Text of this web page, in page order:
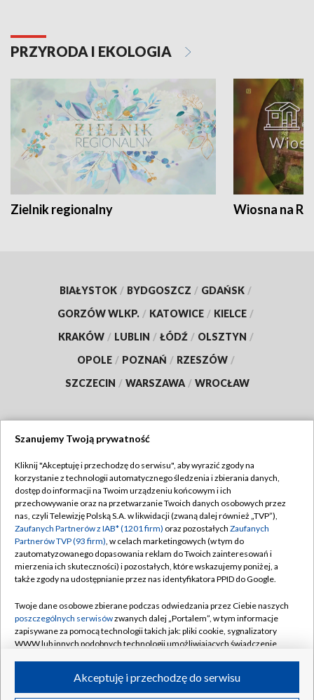
PRZYRODA I EKOLOGIA
Zielnik regionalny Wiosna na
BIAŁYSTOK / BYDGOSZCZ / GDAŃSK /
GORZÓW WLKP. / KATOWICE / KIELCE /
KRAKÓW / LUBLIN / ŁÓDŹ / OLSZTYN /
OPOLE / POZNAŃ / RZESZÓW /
SZCZECIN / WARSZAWA / WROCŁAW
TVP
Abonament TVP
Emisja w TVP
Centrum informacji TVP
Naziemna Telewizja Cyfrowa
Rada Programowa
System NOS
Informacje o nadawcy
Program dla prasy
Regulamin TVP
Polityka prywatności
Moje zgody
Pomoc
Kontakt
Kanały
Szanujemy Twoją prywatność
Kliknij "Akceptuję i przechodzę do serwisu", aby wyrazić zgody na
korzystanie z technologii automatycznego śledzenia i zbierania danych,
dostęp do informacji na Twoim urządzeniu końcowym i ich
przechowywanie oraz na przetwarzanie Twoich danych osobowych przez
nas, czyli Telewizję Polską S.A. w likwidacji (zwaną dalej również „TVP”),
Zaufanych Partnerów z IAB* (1201 firm) oraz pozostałych Zaufanych
Partnerów TVP (93 firm), w celach marketingowych (w tym do
zautomatyzowanego dopasowania reklam do Twoich zainteresowań i
mierzenia ich skuteczności) i pozostałych, które wskazujemy poniżej, a
także zgody na udostępnianie przez nas identyfikatora PPID do Google.
Twoje dane osobowe zbierane podczas odwiedzania przez Ciebie naszych
poszczególnych serwisówzwanych dalej „Portalem”, w tym informacje
zapisywane za pomocą technologii takich jak: pliki cookie, sygnalizatory
WWW lub innych podobnych technologii umożliwiających świadczenie
ruchu w Internecie.Akceptuję i przechodzę do serwisu